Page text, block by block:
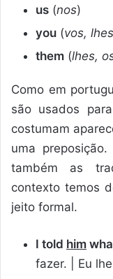
us (nos)
you (vos, lhes
them (lhes,
Como em
são usados
costumam
uma
também as
contexto temos
jeito formal.
I told him
fazer. | Eu